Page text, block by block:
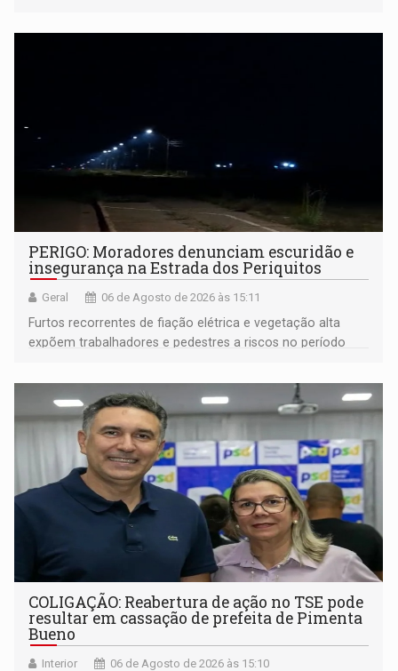
PERIGO: Moradores denunciam escuridão e
insegurança na Estrada dos Periquitos
Geral 06 de Agosto de 2026 às 15:11
Furtos recorrentes de fiação elétrica e vegetação alta
expõem trabalhadores e pedestres a riscos no período
COLIGAÇÃO: Reabertura de ação no TSE pode
resultar em cassação de prefeita de Pimenta
Bueno
Interior 06 de Agosto de 2026 às 15:10